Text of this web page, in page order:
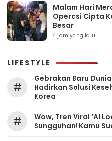
Malam Hari
Operasi Cipta
Besar
4 jam yang lalu
LIFESTYLE
#
Gebrakan Baru
Hadirkan Solusi
Korea
#
Wow, Tren Viral ‘AI
Sungguhan! Kamu